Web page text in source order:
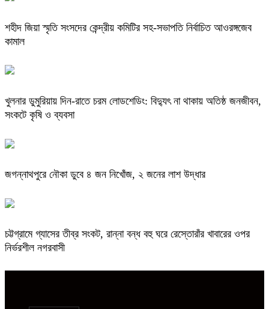
শহীদ জিয়া স্মৃতি সংসদের কেন্দ্রীয় কমিটির সহ-সভাপতি নির্বাচিত আওরঙ্গজেব
কামাল
খুলনার ডুমুরিয়ায় দিন-রাতে চরম লোডশেডিং: বিদ্যুৎ না থাকায় অতিষ্ঠ জনজীবন,
সংকটে কৃষি ও ব্যবসা
জগন্নাথপুরে নৌকা ডুবে ৪ জন নিখোঁজ, ২ জনের লাশ উদ্ধার
চট্টগ্রামে গ্যাসের তীব্র সংকট, রান্না বন্ধ বহু ঘরে রেস্তোরাঁর খাবারের ওপর
নির্ভরশীল নগরবাসী